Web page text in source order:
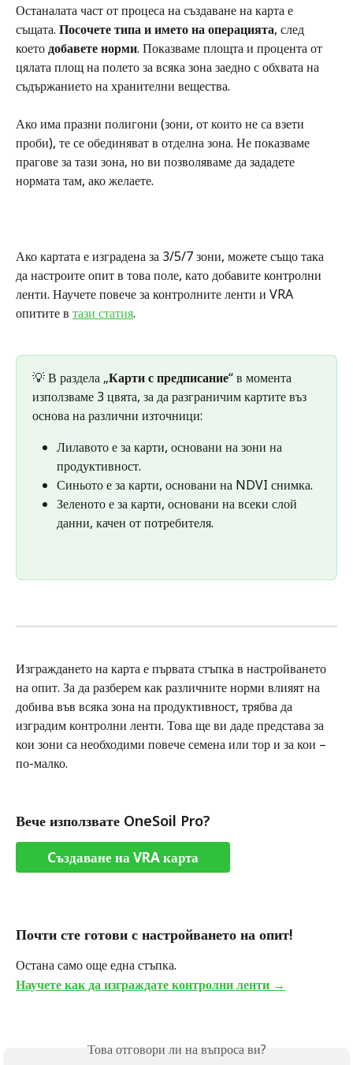
Останалата част от процеса на създаване на карта е
същата. Посочете типа и името на операцията, след
което добавете норми. Показваме площта и процента от
цялата площ на полето за всяка зона заедно с обхвата на
съдържанието на хранителни вещества.
Ако има празни полигони (зони, от които не са взети
проби), те се обединяват в отделна зона. Не показваме
прагове за тази зона, но ви позволяваме да зададете
нормата там, ако желаете.
Ако картата е изградена за 3/5/7 зони, можете също така
да настроите опит в това поле, като добавите контролни
ленти. Научете повече за контролните ленти и VRA
опитите в тази статия.
💡 В раздела „Карти с предписание“ в момента
използваме 3 цвята, за да разграничим картите въз
основа на различни източници:
Лилавото е за карти, основани на зони на
продуктивност.
Синьото е за карти, основани на NDVI снимка.
Зеленото е за карти, основани на всеки слой
данни, качен от потребителя.
Изграждането на карта е първата стъпка в настройването
на опит. За да разберем как различните норми влияят на
добива във всяка зона на продуктивност, трябва да
изградим контролни ленти. Това ще ви даде представа за
кои зони са необходими повече семена или тор и за кои –
по-малко.
Вече използвате OneSoil Pro?
Cъздаване на VRA карта
Почти сте готови с настройването на опит!
Остана само още една стъпка.
Научете как да изграждате контролни ленти →
Това отговори ли на въпроса ви?